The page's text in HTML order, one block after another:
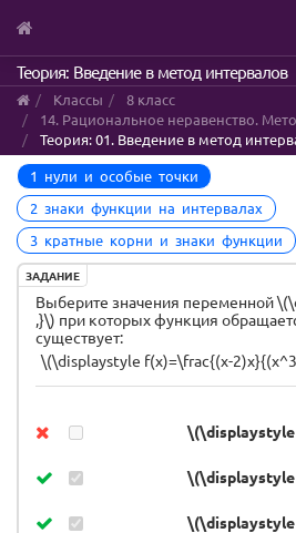
Skip
to
main
content
Теория: Введение в метод интервалов
Классы
8 класс
14. Рациональное неравенство.
Теория: 01. Введение в метод
1 нули и особые точки
2 знаки функции на интервалах
3 кратные корни и знаки функции
ЗАДАНИЕ
Выберите значения переменной
,}\) при которых функция
существует:
\(\displaystyle f(x)=\frac{(x-